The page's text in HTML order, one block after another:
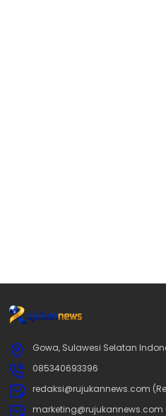
Gowa, Sulawesi Selatan
085340693396
redaksi@rujukannews.com
marketing@rujukannews.com